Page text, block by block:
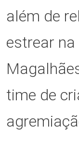
além de
estrear
time de